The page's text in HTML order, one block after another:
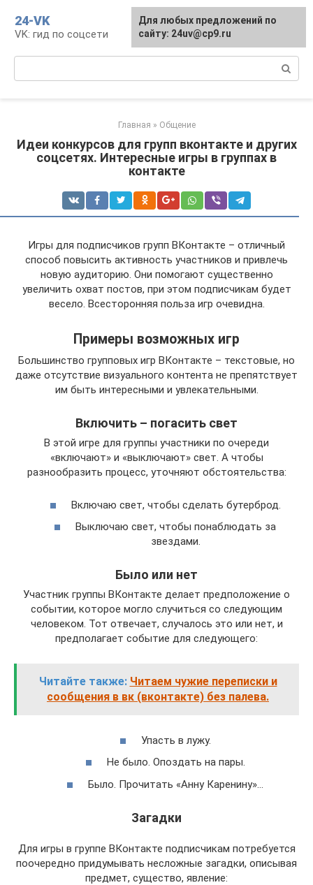
контенту
24-VK
VK: гид по соцсети
Главная » Общение
Идеи конкурсов для групп вконтакте и других
соцсетях. Интересные игры в группах в
контакте
Игры для подписчиков групп ВКонтакте – отличный
способ повысить активность участников и привлечь
новую аудиторию. Они помогают существенно
увеличить охват постов, при этом подписчикам будет
весело. Всесторонняя польза игр очевидна.
Примеры возможных игр
Большинство групповых игр ВКонтакте – текстовые, но
даже отсутствие визуального контента не препятствует
им быть интересными и увлекательными.
Включить – погасить свет
В этой игре для группы участники по очереди
«включают» и «выключают» свет. А чтобы
разнообразить процесс, уточняют обстоятельства:
Включаю свет, чтобы сделать бутерброд.
Выключаю свет, чтобы понаблюдать за
звездами.
Было или нет
Участник группы ВКонтакте делает предположение о
событии, которое могло случиться со следующим
человеком. Тот отвечает, случалось это или нет, и
предполагает событие для следующего:
Читайте также: Читаем чужие переписки и
сообщения в вк (вконтакте) без палева.
Упасть в лужу.
Не было. Опоздать на пары.
Было. Прочитать «Анну Каренину»…
Загадки
Для игры в группе ВКонтакте подписчикам потребуется
поочередно придумывать несложные загадки, описывая
предмет, существо, явление:
Для любых предложений по
сайту: 24uv@cp9.ru